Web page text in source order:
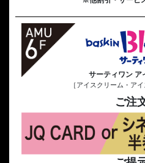
サーティワン ア
［アイスクリーム・ア
ご注